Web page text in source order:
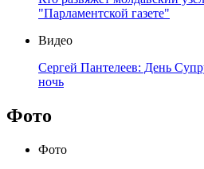
"Парламентской газете"
Видео
Сергей Пантелеев: День
ночь
Фото
Фото